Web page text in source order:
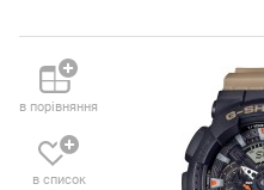
в порівняння
в список